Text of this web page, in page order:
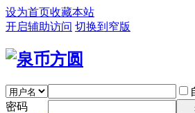
设为首页收藏本站
开启辅助访问 切换到窄版
密码